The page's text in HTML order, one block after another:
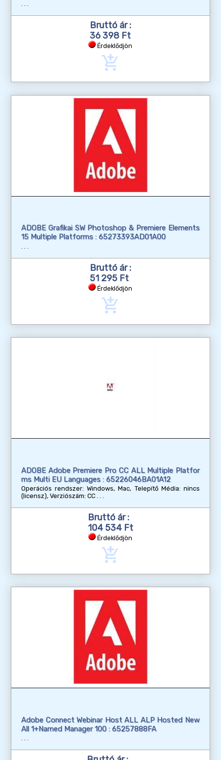
Bruttó ár :
36 398 Ft
Érdeklődjön
add_shopping_cart
ADOBE Grafikai SW Photoshop & Premiere Elements
15 Multiple Platforms : 65273393AD01A00
Bruttó ár :
51 295 Ft
Érdeklődjön
add_shopping_cart
ADOBE Adobe Premiere Pro CC ALL Multiple Platfor
ms Multi EU Languages : 65226046BA01A12
Operációs rendszer: Windows, Mac, Telepítő Média: nincs
(licensz), Verziószám: CC
Bruttó ár :
104 534 Ft
Érdeklődjön
add_shopping_cart
Adobe Connect Webinar Host ALL ALP Hosted New
All 1+Named Manager 100 : 65257888FA